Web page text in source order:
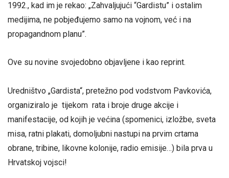
1992., kad im je rekao: „Zahvaljujući “Gardistu” i ostalim
medijima, ne pobjeđujemo samo na vojnom, već i na
propagandnom planu”.
Ove su novine svojedobno objavljene i kao reprint.
Uredništvo „Gardista“, pretežno pod vodstvom Pavkovića,
organiziralo je tijekom rata i broje druge akcije i
manifestacije, od kojih je većina (spomenici, izložbe, sveta
misa, ratni plakati, domoljubni nastupi na prvim crtama
obrane, tribine, likovne kolonije, radio emisije…) bila prva u
Hrvatskoj vojsci!